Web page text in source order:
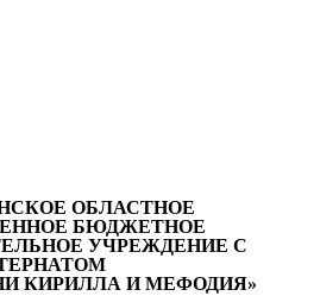
ОБЛАСТНОЕ
БЮДЖЕТНОЕ
УЧРЕЖДЕНИЕ С
КИРИЛЛА И МЕФОДИЯ»